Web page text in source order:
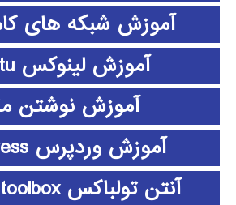
آموزش شبکه های
آموزش لینوکس ubuntu
آموزش نوشتن
آموزش وردپرس wordpress
آنتن تولباکس antenna toolbox